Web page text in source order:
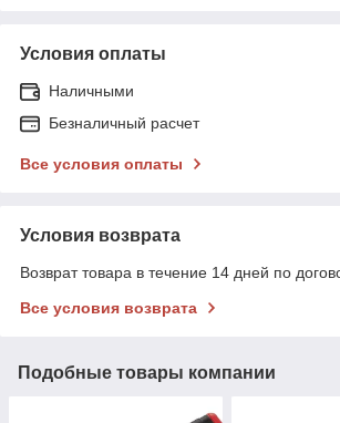
Условия оплаты
Наличными
Безналичный расчет
Все условия оплаты
Условия возврата
Возврат товара в течение 14 дней по
Все условия возврата
Подобные товары компании